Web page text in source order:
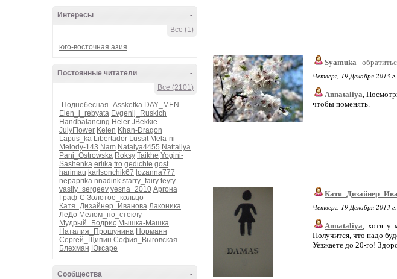
-
Интересы
Все (1)
юго-восточная азия
-
Постоянные читатели
Все (2101)
-Поднебесная- Assketka DAY_MEN
Elen_i_rebyata Evgenij_Ruskich
Handbalancing Heler JBekkie
JulyFlower Kelen Khan-Dragon
Lapus_ka Libertador Lussit Mela-ni
Melody-143 Nam Natalya4455 Nattaliya
Pani_Ostrowska Roksy Taikhe Yogini-
Sashenka erlika fro gedichte gost
harimau karlsonchik67 lozanna777
nepaprika nnadink starry_fairy teyty
vasily_sergeev vesna_2010 Аргона
Граф-С Золотое_кольцо
Катя_Дизайнер_Иванова Лаконика
ЛеДо Мелом_по_стеклу
Мудрый_Бодрис Мышка-Машка
Наталия_Прошунина Норманн
Сергей_Щипин София_Выговская-
Блехман Юксаре
-
Сообщества
Syamuka
Четверг, 19 Декабря 2013
Annataliya,
чтобы поменять.
Четверг, 19 Декабря 2013
Annataliya, хотя у
Получится, что надо
Уезжаете до 20-го!